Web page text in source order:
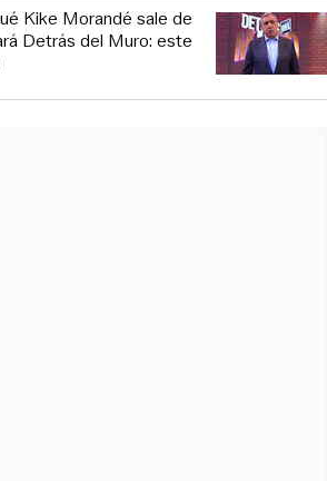
Kike Morandé sale de
Detrás del Muro: este